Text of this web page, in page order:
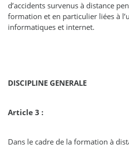
d’accidents survenus à distance
formation et en particulier liées à
informatiques et internet.
DISCIPLINE GENERALE
Article 3 :
Dans le cadre de la formation à